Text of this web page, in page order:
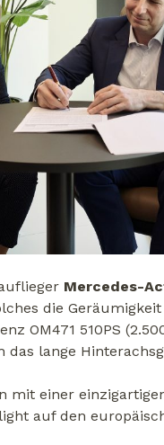
Mercedes-
die
OM471 510PS
lange
mit einer
auf den